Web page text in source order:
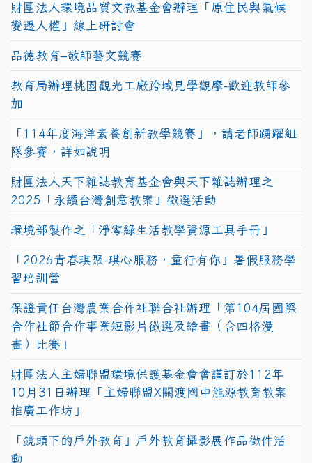
財團法人環境品質文教基金會辦理「原住民與氣候
變遷人權」線上研討會
品德教育–敬師藝文競賽
教育局辦理桃園觀光工廠跨域見學觀摩-歡迎教師參
加
「114年度海洋素養創新教學競賽」，請老師踴躍組
隊參賽，詳如說明
財團法人天下雜誌教育基金會與天下雜誌辦理之
2025「永續台灣創意教案」徵選活動
環境部製作之「淨零綠生活教學資源工具手冊」
「2026青春琪聚-琪心服務，童行有你」暑假服務學
習培訓營
保證責任台灣農業合作社聯合社辦理「第104屆國際
合作社節合作事業短影片徵選及繪畫（含四格漫
畫）比賽」
財團法人主婦聯盟環境保護基金會會謹訂於112年
10月31日辦理「主婦聯盟X關渡國中能源教育教案
推廣工作坊」
「鏡頭下的戶外教育」戶外教育攝影展作品徵件活
動